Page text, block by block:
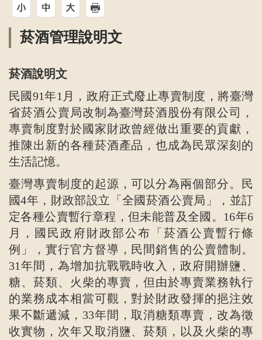
菸酒管理說明文
菸酒說明文
民國91年1月，政府正式廢止專賣制度，將臺灣
省菸酒公賣局改制為臺灣菸酒股份有限公司，
專賣制度對於國家財政曾經做出重要的貢獻，
推陳出新的各種菸酒產品，也成為民眾深刻的
生活記憶。
臺灣專賣制度的起源，可以分為兩個部分。民
國4年，財政部設立「全國菸酒公賣局」，並訂
定各種公賣暫行章程，但未能普及全國。16年6
月，國民政府財政部公布「菸酒公賣暫行條
例」，實行官方督導，民間銷售的公賣體制。
31年間，為增加抗戰戰時收入，政府開辦鹽、
糖、菸類、火柴的專賣，但由於專賣業務執行
的業務成本相當可觀，對於財政發揮的挹注效
果不斷遞減，33年間，取消糖類專賣，改為徵
收實物，次年又取消鹽、菸類，以及火柴的專